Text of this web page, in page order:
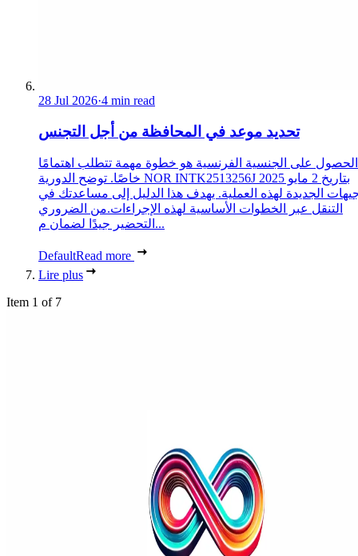
28 Jul 2026·4 min read
تحديد موعد في المحافظة من أجل التجنس
الحصول على الجنسية الفرنسية هو خطوة مهمة تتطلب اهتمامًا
خاصًا. توضح الدورية NOR INTK2513256J بتاريخ 2 مايو 2025
الجديدة لهذه العملية. يهدف هذا الدليل إلى مساعدتك في
التنقل عبر الخطوات الأساسية لهذه الإجراءات.من الضروري
التحضير جيدًا لضمان م...
DefaultRead more
Lire plus
Item 1 of 7